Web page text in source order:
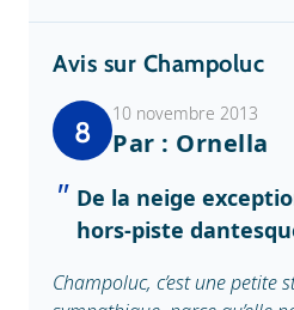
Avis sur Champoluc
8
10 novembre 2013
Par : Ornella
De la neige
hors-piste
Champoluc, c’est une petite